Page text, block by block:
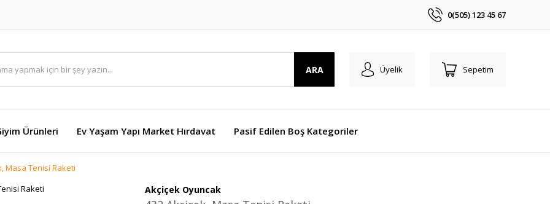
0(505) 123 45 67
ARA Üyelik Sepetim
Ürünleri Ev Yaşam Yapı Market Hırdavat Pasif Edilen Boş Kategoriler
Masa Tenisi Raketi
Akçiçek Oyuncak